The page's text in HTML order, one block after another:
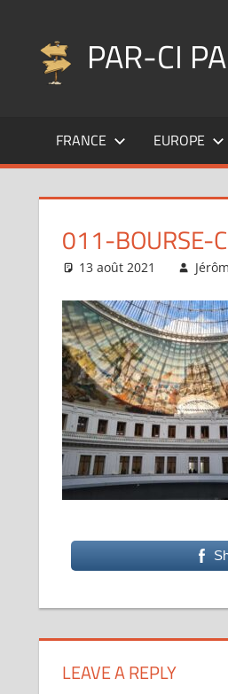
contenu
PAR-CI
fil
pérégrinations
FRANCE EUROPE
011-BOURSE-
13 août 2021
LEAVE A REPLY